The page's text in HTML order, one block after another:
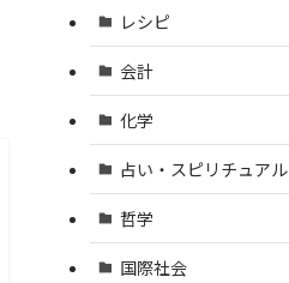
レシピ
会計
化学
占い・スピリチュアル
哲学
国際社会